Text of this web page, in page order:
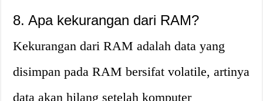
8. Apa kekurangan dari RAM?
Kekurangan dari RAM adalah data yang
disimpan pada RAM bersifat volatile, artinya
data akan hilang setelah komputer